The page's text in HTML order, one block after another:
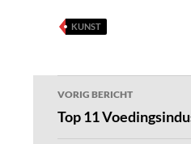
KUNST
Bericht
navigatie
VORIG BERICHT
Top 11